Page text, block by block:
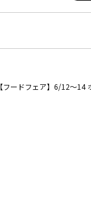
【フードフェア】6/12～14